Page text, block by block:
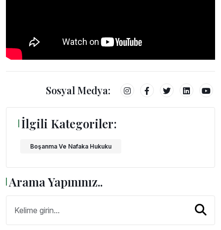
Sosyal Medya:
İlgili Kategoriler:
Boşanma Ve Nafaka Hukuku
Arama Yapınınız..